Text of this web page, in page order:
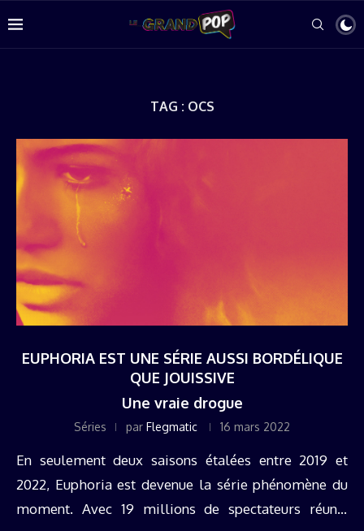
TAG : OCS
EUPHORIA EST UNE SÉRIE AUSSI BORDÉLIQUE
QUE JOUISSIVE
Une vraie drogue
Séries par Flegmatic 16 mars 2022
En seulement deux saisons étalées entre 2019 et
2022, Euphoria est devenue la série phénomène du
moment. Avec 19 millions de spectateurs réunis